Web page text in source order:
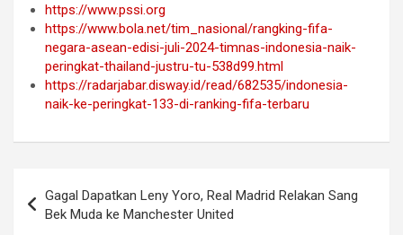
https://www.pssi.org
https://www.bola.net/tim_nasional/rangking-fifa-
negara-asean-edisi-juli-2024-timnas-indonesia-naik-
peringkat-thailand-justru-tu-538d99.html
https://radarjabar.disway.id/read/682535/indonesia-
naik-ke-peringkat-133-di-ranking-fifa-terbaru
navigation
Gagal Dapatkan Leny Yoro, Real Madrid Relakan Sang
Bek Muda ke Manchester United